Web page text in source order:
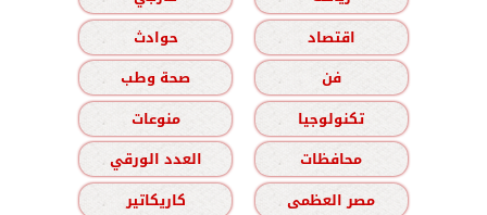
اقتصاد
حوادث
فن
صحة وطب
تكنولوجيا
منوعات
محافظات
العدد الورقي
مصر العظمى
كاريكاتير